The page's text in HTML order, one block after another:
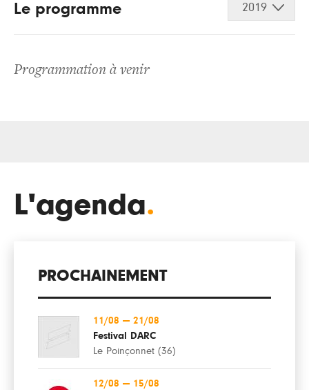
Le programme 2019
Programmation à venir
L'agenda.
PROCHAINEMENT
11/08 — 21/08
Festival DARC
Le Poinçonnet (36)
12/08 — 15/08